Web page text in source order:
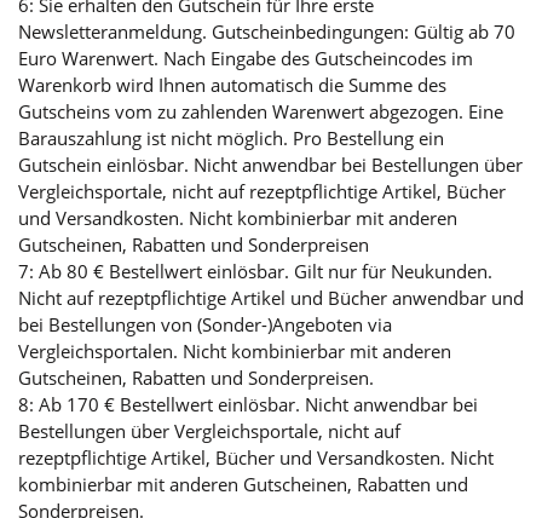
6: Sie erhalten den Gutschein für Ihre erste
Newsletteranmeldung. Gutscheinbedingungen: Gültig ab 70
Euro Warenwert. Nach Eingabe des Gutscheincodes im
Warenkorb wird Ihnen automatisch die Summe des
Gutscheins vom zu zahlenden Warenwert abgezogen. Eine
Barauszahlung ist nicht möglich. Pro Bestellung ein
Gutschein einlösbar. Nicht anwendbar bei Bestellungen über
Vergleichsportale, nicht auf rezeptpflichtige Artikel, Bücher
und Versandkosten. Nicht kombinierbar mit anderen
Gutscheinen, Rabatten und Sonderpreisen
7: Ab 80 € Bestellwert einlösbar. Gilt nur für Neukunden.
Nicht auf rezeptpflichtige Artikel und Bücher anwendbar und
bei Bestellungen von (Sonder-)Angeboten via
Vergleichsportalen. Nicht kombinierbar mit anderen
Gutscheinen, Rabatten und Sonderpreisen.
8: Ab 170 € Bestellwert einlösbar. Nicht anwendbar bei
Bestellungen über Vergleichsportale, nicht auf
rezeptpflichtige Artikel, Bücher und Versandkosten. Nicht
kombinierbar mit anderen Gutscheinen, Rabatten und
Sonderpreisen.